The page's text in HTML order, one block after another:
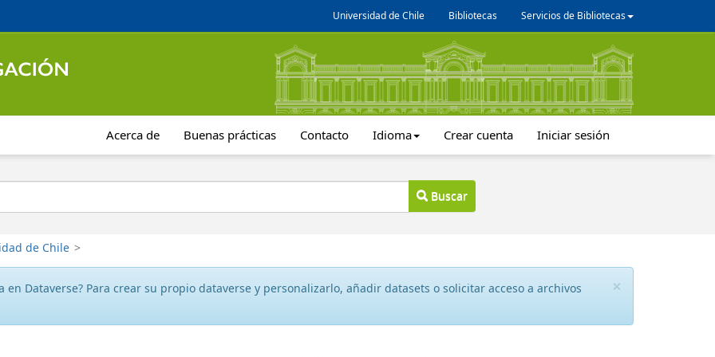
Universidad de Chile Bibliotecas Servicios de Bibliotecas
Acerca de Buenas prácticas Contacto Idioma Crear cuenta Iniciar sesión
Buscar
de Chile >
×
en Dataverse? Para crear su propio dataverse y personalizarlo, añadir datasets o solicitar acceso a archivos